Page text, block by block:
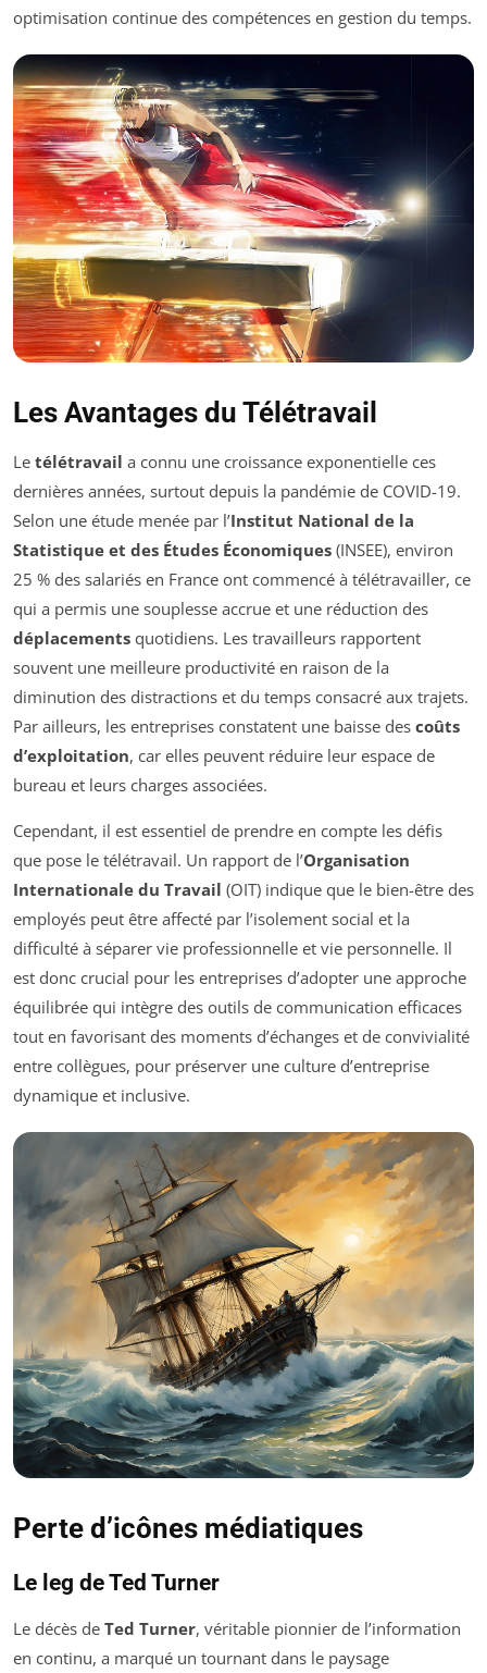
optimisation continue des compétences en gestion du temps.
Les Avantages du Télétravail
Le télétravail a connu une croissance exponentielle ces
dernières années, surtout depuis la pandémie de COVID-19.
Selon une étude menée par l’Institut National de la
Statistique et des Études Économiques (INSEE), environ
25 % des salariés en France ont commencé à télétravailler, ce
qui a permis une souplesse accrue et une réduction des
déplacements quotidiens. Les travailleurs rapportent
souvent une meilleure productivité en raison de la
diminution des distractions et du temps consacré aux trajets.
Par ailleurs, les entreprises constatent une baisse des coûts
d’exploitation, car elles peuvent réduire leur espace de
bureau et leurs charges associées.
Cependant, il est essentiel de prendre en compte les défis
que pose le télétravail. Un rapport de l’Organisation
Internationale du Travail (OIT) indique que le bien-être des
employés peut être affecté par l’isolement social et la
difficulté à séparer vie professionnelle et vie personnelle. Il
est donc crucial pour les entreprises d’adopter une approche
équilibrée qui intègre des outils de communication efficaces
tout en favorisant des moments d’échanges et de convivialité
entre collègues, pour préserver une culture d’entreprise
dynamique et inclusive.
Perte d’icônes médiatiques
Le leg de Ted Turner
Le décès de Ted Turner, véritable pionnier de l’information
en continu, a marqué un tournant dans le paysage